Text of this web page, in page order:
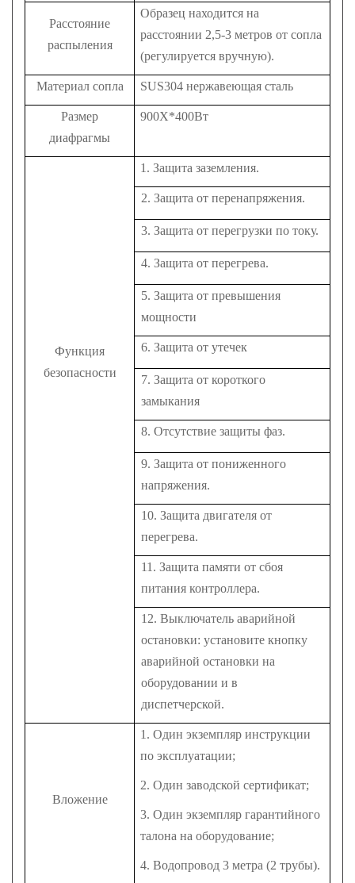
Расстояние
распыления
Образец находится на
расстоянии 2,5-3 метров от сопла
(регулируется вручную).
Материал сопла SUS304 нержавеющая сталь
Размер
диафрагмы
900Х*400Вт
Функция
безопасности
1. Защита заземления.
2. Защита от перенапряжения.
3. Защита от перегрузки по току.
4. Защита от перегрева.
5. Защита от превышения
мощности
6. Защита от утечек
7. Защита от короткого
замыкания
8. Отсутствие защиты фаз.
9. Защита от пониженного
напряжения.
10. Защита двигателя от
перегрева.
11. Защита памяти от сбоя
питания контроллера.
12. Выключатель аварийной
остановки: установите кнопку
аварийной остановки на
оборудовании и в
диспетчерской.
Вложение
1. Один экземпляр инструкции
по эксплуатации;
2. Один заводской сертификат;
3. Один экземпляр гарантийного
талона на оборудование;
4. Водопровод 3 метра (2 трубы).